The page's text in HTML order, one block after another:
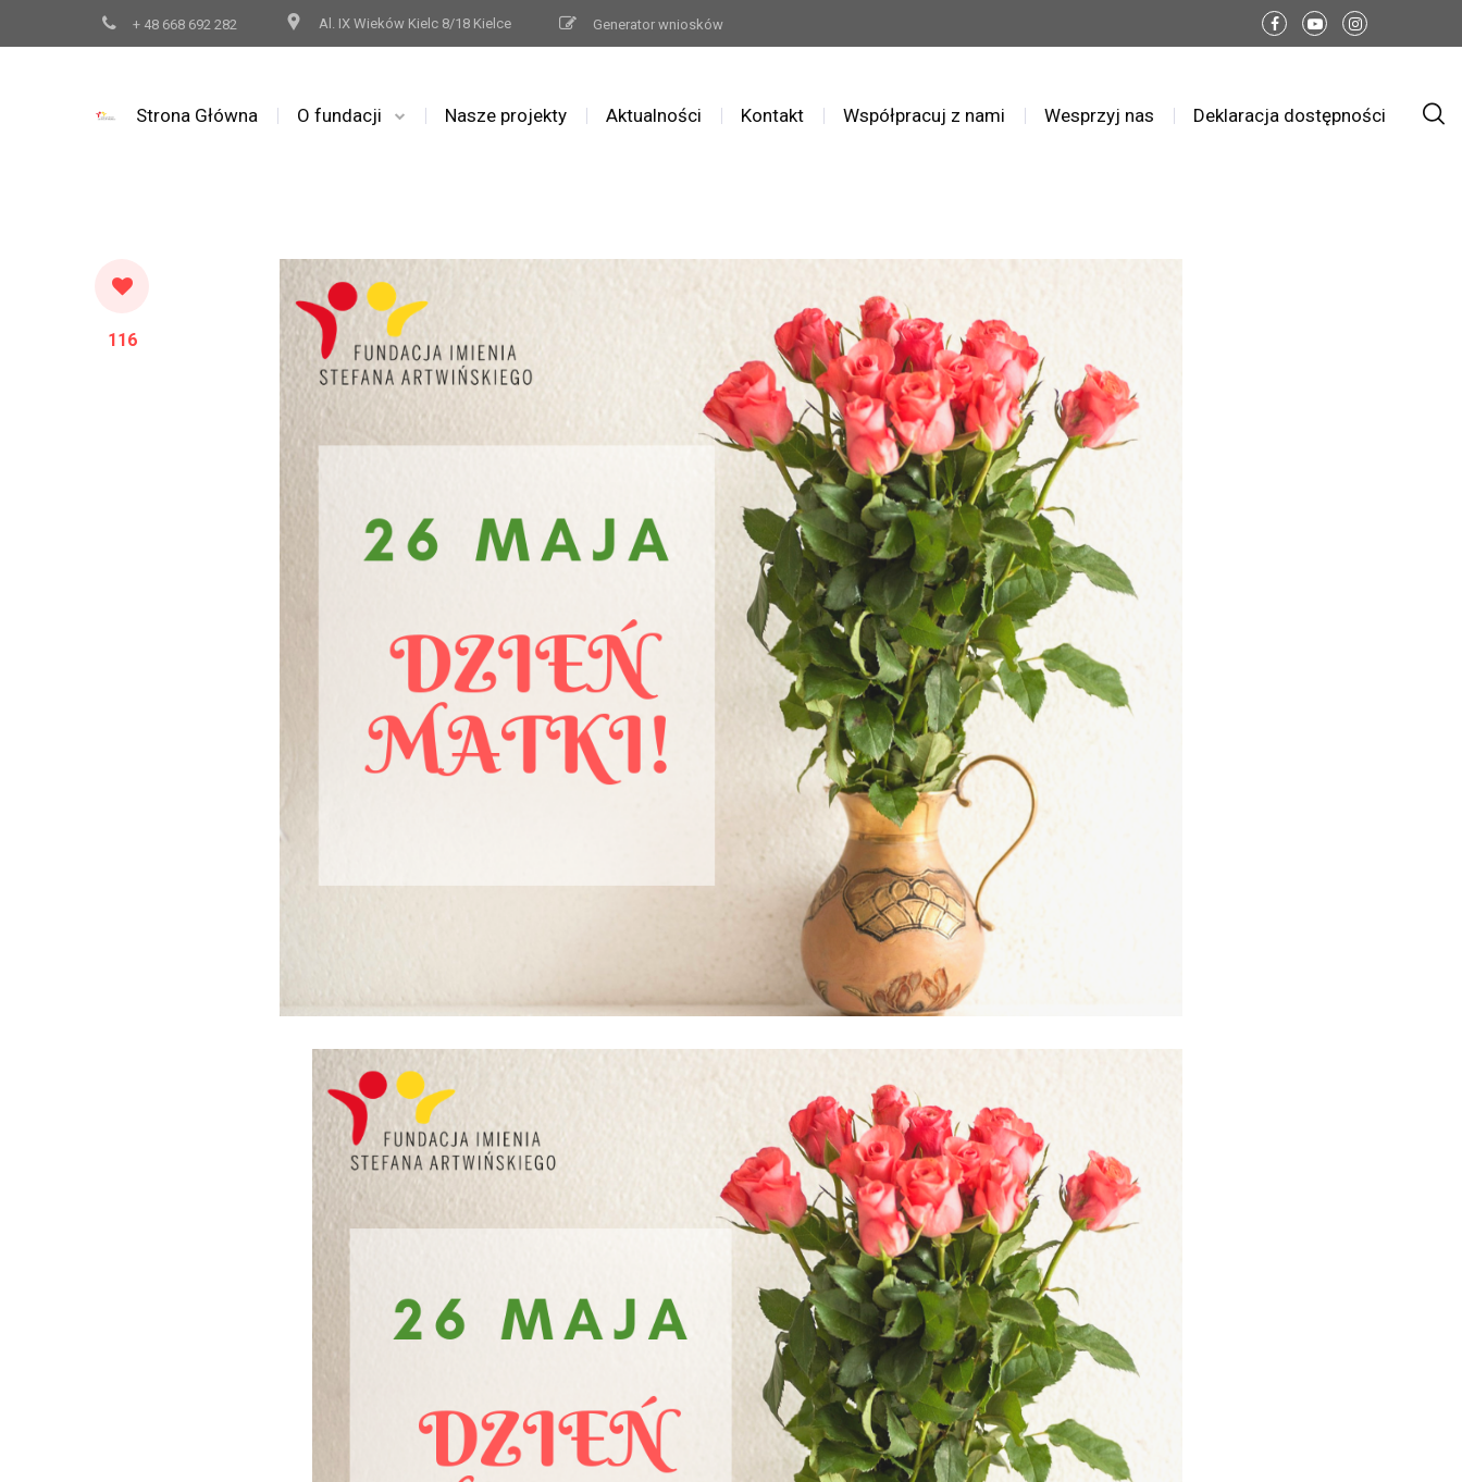
+ 48 668 692 282 Al. IX Wieków Kielc 8/18 Kielce Generator wniosków
Strona Główna O fundacji Nasze projekty Aktualności Kontakt Współpracuj z nami Wesprzyj nas Deklaracja dostępności
116